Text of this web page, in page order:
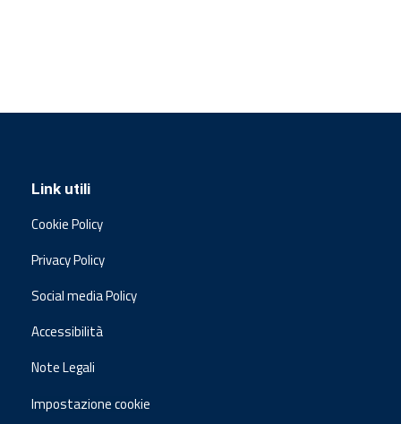
Link utili
Cookie Policy
Privacy Policy
Social media Policy
Accessibilità
Note Legali
Impostazione cookie